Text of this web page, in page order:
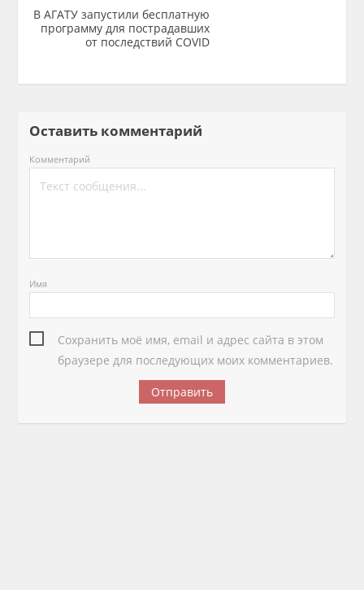
В АГАТУ запустили бесплатную
программу для пострадавших
от последствий COVID
Оставить комментарий
Комментарий
Имя
Сохранить моё имя, email и адрес сайта в этом
браузере для последующих моих комментариев.